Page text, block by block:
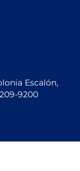
Escalón,
9200